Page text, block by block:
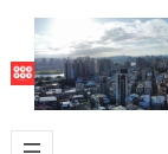
主